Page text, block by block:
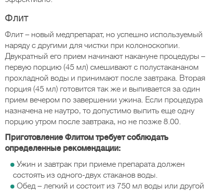
Флит
Флит – новый медпрепарат, но успешно используемый
наряду с другими для чистки при колоноскопии.
Двукратный его прием начинают накануне процедуры –
первую порцию (45 мл) смешивают с полустакананом
прохладной воды и принимают после завтрака. Вторая
порция (45 мл) готовится так же и выпивается за один
прием вечером по завершении ужина. Если процедура
назначена не наутро, то допустимо выпить еще одну
порцию утром после завтрака, но не позже 8.00.
Приготовление Флитом требует соблюдать
определенные рекомендации:
Ужин и завтрак при приеме препарата должен
состоять из одного-двух стаканов воды.
Обед – легкий и состоит из 750 мл воды или другой